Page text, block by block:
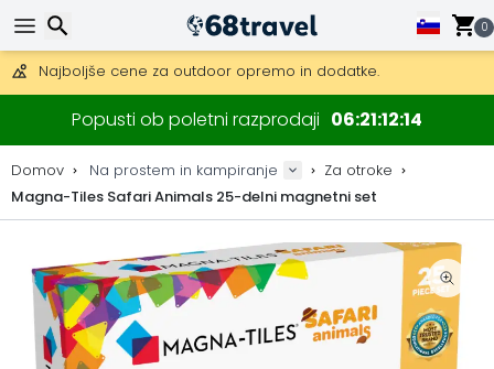
0
Na voljo je tudi DHL Express čez noč.
30 dni za vračilo, 90 dni za lesene zemljevide in dekoracije.
Najboljše cene za outdoor opremo in dodatke.
Popusti ob poletni razprodaji 06 21 12 14
Domov Na prostem in kampiranje
Za otroke
Magna-Tiles Safari Animals 25-delni magnetni set
Iskanje
Iskanje